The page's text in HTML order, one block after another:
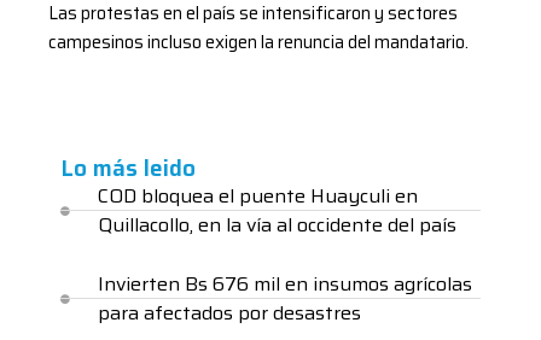
Las protestas en el país se intensificaron y sectores
campesinos incluso exigen la renuncia del mandatario.
Lo más leido
COD bloquea el puente Huayculi en
Quillacollo, en la vía al occidente del país
Invierten Bs 676 mil en insumos agrícolas
para afectados por desastres